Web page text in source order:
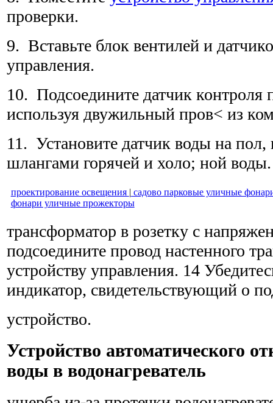
проверки.
9. Вставьте блок вентилей и
управления.
10. Подсоедините датчик контроля
используя двужильный пров< из
11. Установите датчик воды на пол,
шлангами горячей и холо; ной воды.
проектирование освещения | садово парковые уличные
фонари уличные прожекторы
трансформатор в розетку с
подсоедините провод настенного
устройству управления. 14
индикатор, свидетельствующий о
устройство.
Устройство автоматического
воды в водонагреватель